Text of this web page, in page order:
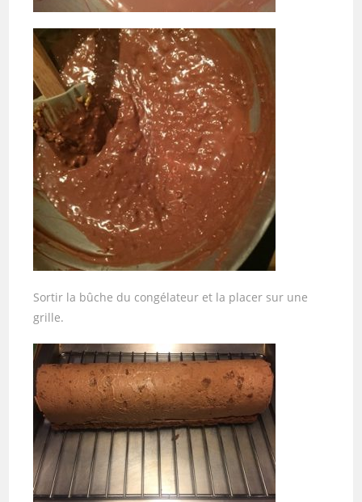
Sortir la bûche du congélateur et la placer sur une
grille.